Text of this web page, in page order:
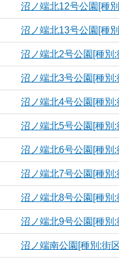
沼ノ端北12号公園[種
沼ノ端北13号公園[種
沼ノ端北2号公園[種別:
沼ノ端北3号公園[種別:
沼ノ端北4号公園[種別:
沼ノ端北5号公園[種別:
沼ノ端北6号公園[種別:
沼ノ端北7号公園[種別:
沼ノ端北8号公園[種別:
沼ノ端北9号公園[種別:
沼ノ端南公園[種別:街